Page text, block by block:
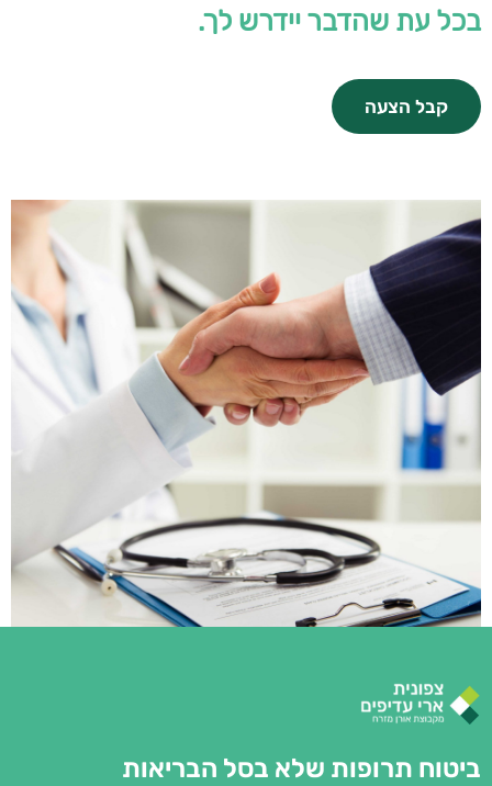
בכל עת שהדבר יידרש לך.
קבל הצעה
ביטוח תרופות שלא בסל הבריאות